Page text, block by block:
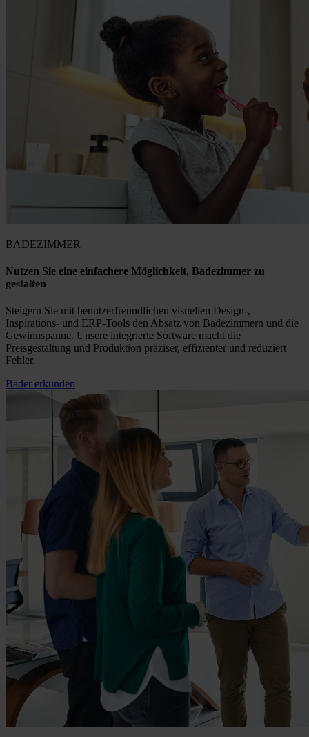
BADEZIMMER
Nutzen Sie eine einfachere Möglichkeit, Badezimmer zu
gestalten
Steigern Sie mit benutzerfreundlichen visuellen Design-,
Inspirations- und ERP-Tools den Absatz von Badezimmern und die
Gewinnspanne. Unsere integrierte Software macht die
Preisgestaltung und Produktion präziser, effizienter und reduziert
Fehler.
Bäder erkunden